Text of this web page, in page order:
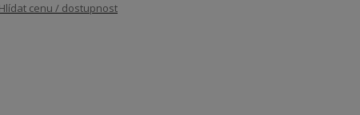
Hlídat cenu / dostupnost